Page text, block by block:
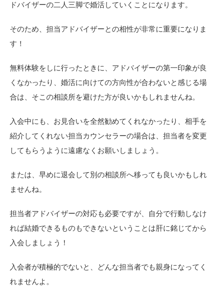
ドバイザーの二人三脚で婚活していくことになります。
そのため、担当アドバイザーとの相性が非常に重要になりま
す！
無料体験をしに行ったときに、アドバイザーの第一印象が良
くなかったり、婚活に向けての方向性が合わないと感じる場
合は、そこの相談所を避けた方が良いかもしれませんね。
入会中にも、お見合いを全然勧めてくれなかったり、相手を
紹介してくれない担当カウンセラーの場合は、担当者を変更
してもらうように遠慮なくお願いしましょう。
または、早めに退会して別の相談所へ移っても良いかもしれ
ませんね。
担当者アドバイザーの対応も必要ですが、自分で行動しなけ
れば結婚できるものもできないということは肝に銘じてから
入会しましょう！
入会者が積極的でないと、どんな担当者でも親身になってく
れませんよ。